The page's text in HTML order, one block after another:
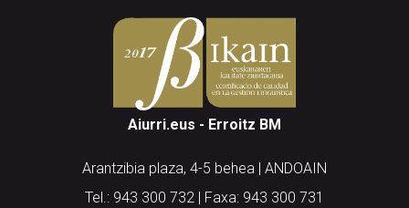
Aiurri.eus - Erroitz BM
Arantzibia plaza, 4-5 behea | ANDOAIN
Tel.: 943 300 732 | Faxa: 943 300 731